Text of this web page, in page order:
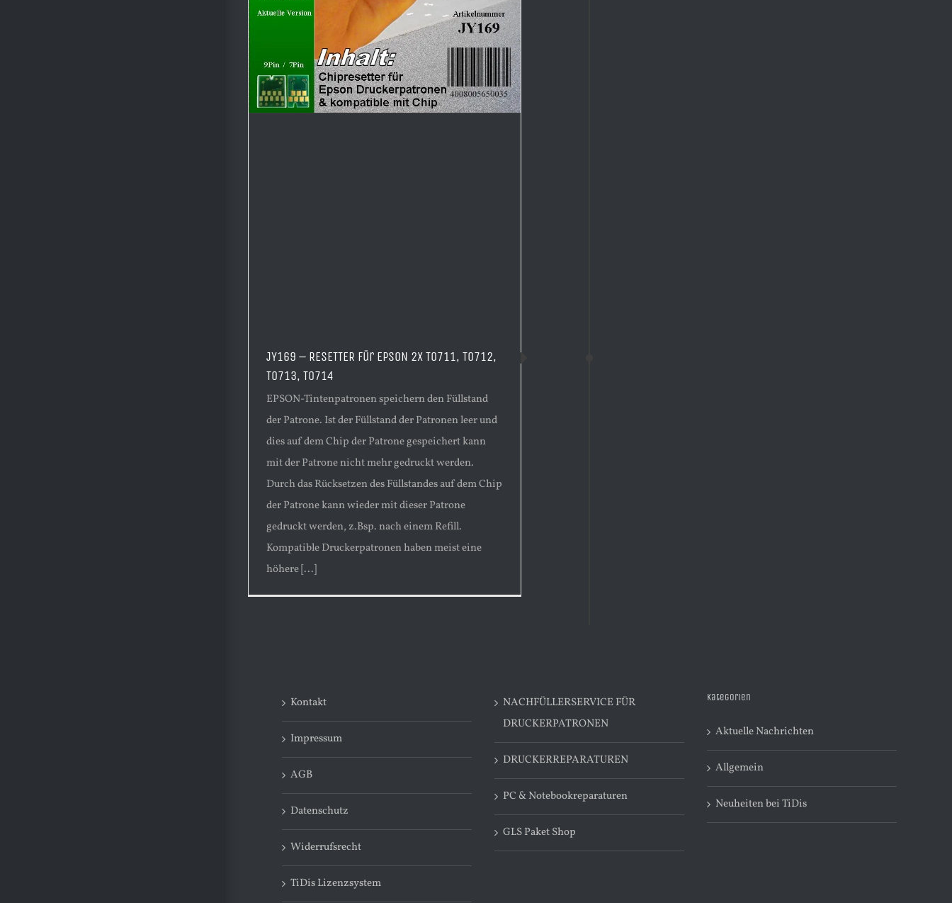
JY169 – RESETTER für EPSON 2X T0711, T0712,
T0713, T0714
EPSON-Tintenpatronen speichern den Füllstand
der Patrone. Ist der Füllstand der Patronen leer und
dies auf dem Chip der Patrone gespeichert kann
mit der Patrone nicht mehr gedruckt werden.
Durch das Rücksetzen des Füllstandes auf dem Chip
der Patrone kann wieder mit dieser Patrone
gedruckt werden, z.Bsp. nach einem Refill.
Kompatible Druckerpatronen haben meist eine
höhere [...]
Kontakt
Impressum
AGB
Datenschutz
Widerrufsrecht
TiDis Lizenzsystem
NACHFÜLLERSERVICE FÜR
DRUCKERPATRONEN
DRUCKERREPARATUREN
PC & Notebookreparaturen
GLS Paket Shop
Kategorien
Aktuelle Nachrichten
Allgemein
Neuheiten bei TiDis